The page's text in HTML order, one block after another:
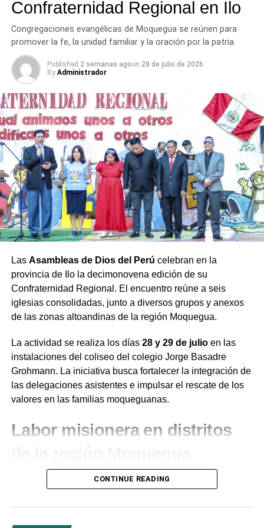
Confraternidad Regional en Ilo
Congregaciones evangélicas de Moquegua se reúnen para
promover la fe, la unidad familiar y la oración por la patria.
Published 2 semanas agoon 28 de julio de 2026
By Administrador
Las Asambleas de Dios del Perú celebran en la
provincia de Ilo la decimonovena edición de su
Confraternidad Regional. El encuentro reúne a seis
iglesias consolidadas, junto a diversos grupos y anexos
de las zonas altoandinas de la región Moquegua.
La actividad se realiza los días 28 y 29 de julioen las
instalaciones del coliseo del colegio Jorge Basadre
Grohmann. La iniciativa busca fortalecer la integración de
las delegaciones asistentes e impulsar el rescate de los
valores en las familias moqueguanas.
Labor misionera en distritos
Durante el desarrollo de la jornada, el presidente de la
institución en la región Moquegua,Juan de Dios
Ramírez, destacó la labor de evangelización que
CONTINUE READING